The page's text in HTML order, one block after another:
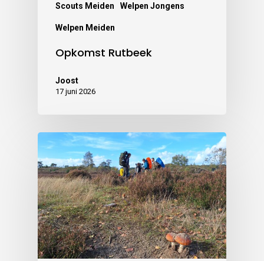
Scouts Meiden Welpen Jongens
Welpen Meiden
Opkomst Rutbeek
Joost
17 juni 2026